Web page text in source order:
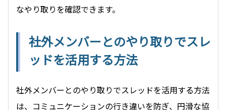
なやり取りを確認できます。
社外メンバーとのやり取りでスレ
ッドを活用する方法
社外メンバーとのやり取りでスレッドを活用する方法
は、コミュニケーションの行き違いを防ぎ、円滑な協